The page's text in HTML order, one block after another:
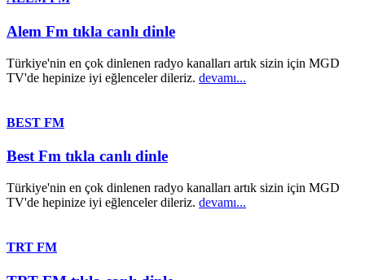
Alem Fm tıkla canlı dinle
Türkiye'nin en çok dinlenen radyo kanalları artık sizin için MGD
TV'de hepinize iyi eğlenceler dileriz. devamı...
BEST FM
Best Fm tıkla canlı dinle
Türkiye'nin en çok dinlenen radyo kanalları artık sizin için MGD
TV'de hepinize iyi eğlenceler dileriz. devamı...
TRT FM